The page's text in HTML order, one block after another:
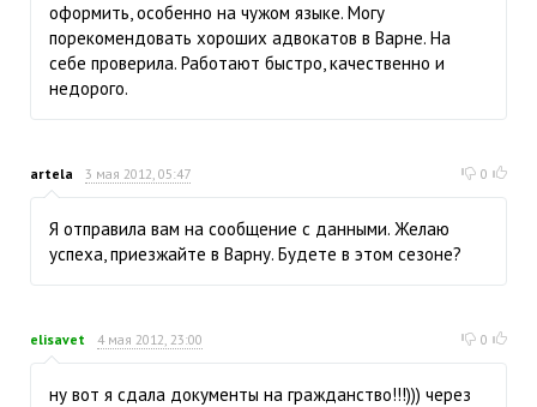
оформить, особенно на чужом языке. Могу
порекомендовать хороших адвокатов в Варне. На
себе проверила. Работают быстро, качественно и
недорого.
artela 3 мая 2012, 05:47 0
Я отправила вам на сообщение с данными. Желаю
успеха, приезжайте в Варну. Будете в этом сезоне?
elisavet 4 мая 2012, 23:00 0
ну вот я сдала документы на гражданство!!!))) через